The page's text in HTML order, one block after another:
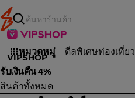
หมวดหมู่ ดีลพิเศษท่องเที่ยว
แฟชั่น
VIPSHOP
รับเงินคืน 4%
สินค้าทั้งหมด